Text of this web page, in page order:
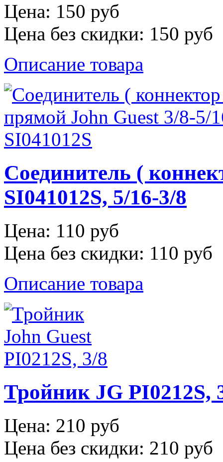
Цена: 150 руб
Цена без скидки: 150 руб
Описание товара
Соединитель (
SI041012S, 5/16-3/8
Цена: 110 руб
Цена без скидки: 110 руб
Описание товара
Тройник JG PI0212S,
Цена: 210 руб
Цена без скидки: 210 руб